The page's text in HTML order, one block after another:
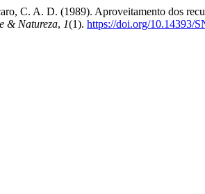
C. A. D. (1989). Aproveitamento dos
& Natureza, 1(1). https://doi.org/10.14393/